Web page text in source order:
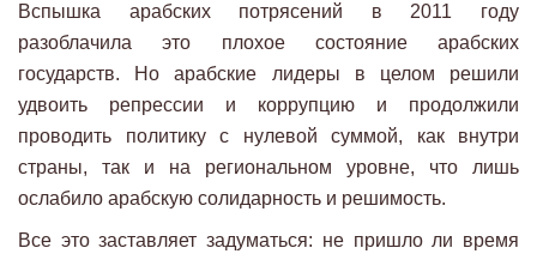
Вспышка арабских потрясений в 2011 году
разоблачила это плохое состояние арабских
государств. Но арабские лидеры в целом решили
удвоить репрессии и коррупцию и продолжили
проводить политику с нулевой суммой, как внутри
страны, так и на региональном уровне, что лишь
ослабило арабскую солидарность и решимость.
Все это заставляет задуматься: не пришло ли время